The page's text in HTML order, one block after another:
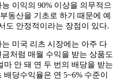
이익의 90% 이상을 의무적으
동산을 기초로 하기 때문에 예
도 안정적이라는 장점이 있다.
미국 리츠 시장에는 아주 다
처럼 매월 수익을 받는 상품도
안 돼 연 두 번의 배당을 받는
당수익율은 연 5~6% 수준이